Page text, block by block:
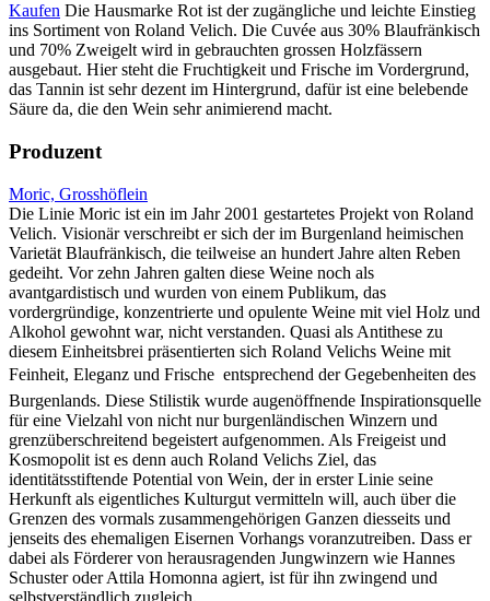
Kaufen Die Hausmarke Rot ist der zugängliche und leichte Einstieg
ins Sortiment von Roland Velich. Die Cuvée aus 30% Blaufränkisch
und 70% Zweigelt wird in gebrauchten grossen Holzfässern
ausgebaut. Hier steht die Fruchtigkeit und Frische im Vordergrund,
das Tannin ist sehr dezent im Hintergrund, dafür ist eine belebende
Säure da, die den Wein sehr animierend macht.
Produzent
Moric, Grosshöflein
Die Linie Moric ist ein im Jahr 2001 gestartetes Projekt von Roland
Velich. Visionär verschreibt er sich der im Burgenland heimischen
Varietät Blaufränkisch, die teilweise an hundert Jahre alten Reben
gedeiht. Vor zehn Jahren galten diese Weine noch als
avantgardistisch und wurden von einem Publikum, das
vordergründige, konzentrierte und opulente Weine mit viel Holz und
Alkohol gewohnt war, nicht verstanden. Quasi als Antithese zu
diesem Einheitsbrei präsentierten sich Roland Velichs Weine mit
Feinheit, Eleganz und Frische  entsprechend der Gegebenheiten des
Burgenlands. Diese Stilistik wurde augenöffnende Inspirationsquelle
für eine Vielzahl von nicht nur burgenländischen Winzern und
grenzüberschreitend begeistert aufgenommen. Als Freigeist und
Kosmopolit ist es denn auch Roland Velichs Ziel, das
identitätsstiftende Potential von Wein, der in erster Linie seine
Herkunft als eigentliches Kulturgut vermitteln will, auch über die
Grenzen des vormals zusammengehörigen Ganzen diesseits und
jenseits des ehemaligen Eisernen Vorhangs voranzutreiben. Dass er
dabei als Förderer von herausragenden Jungwinzern wie Hannes
Schuster oder Attila Homonna agiert, ist für ihn zwingend und
selbstverständlich zugleich.